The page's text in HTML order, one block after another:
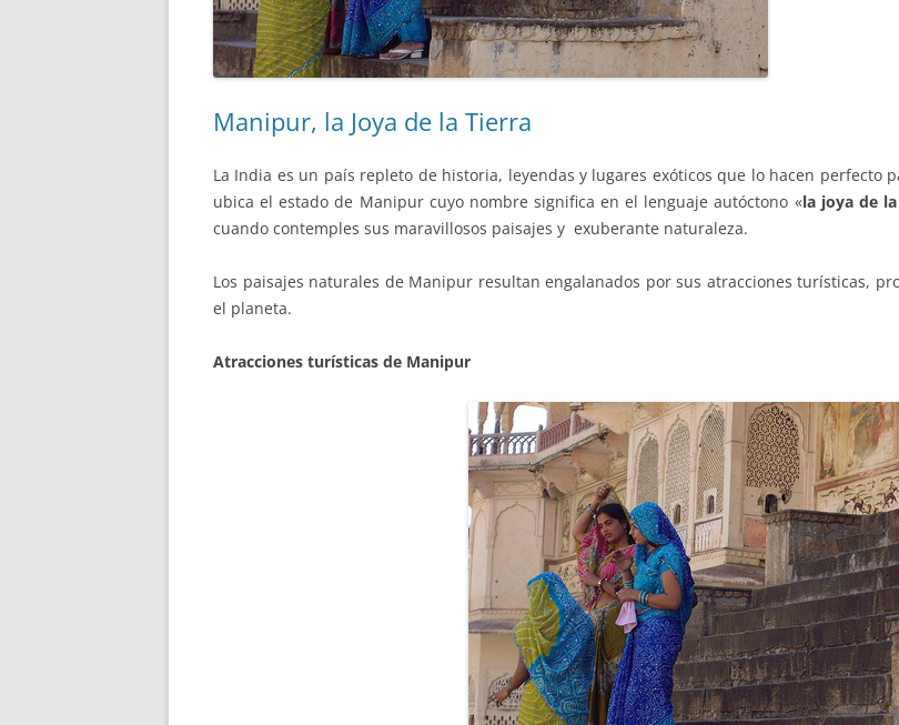
Manipur, la Joya de la Tierra
La India es un país repleto de historia, leyendas y lugares exóticos que lo hacen perfecto
ubica el estado de Manipur cuyo nombre significa en el lenguaje autóctono «la joya de
cuando contemples sus maravillosos paisajes y exuberante naturaleza.
Los paisajes naturales de Manipur resultan engalanados por sus atracciones turísticas,
el planeta.
Atracciones turísticas de Manipur